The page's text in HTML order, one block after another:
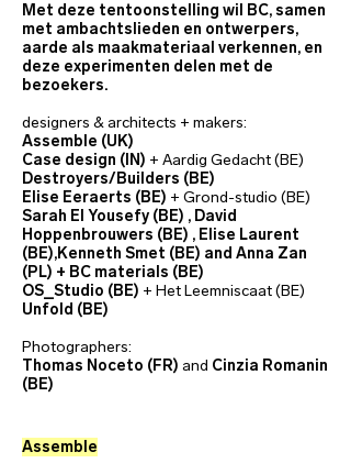
Met deze tentoonstelling wil BC, samen
met ambachtslieden en ontwerpers,
aarde als maakmateriaal verkennen, en
deze experimenten delen met de
bezoekers.
designers & architects + makers:
Assemble (UK)
Case design (IN) + Aardig Gedacht (BE)
Destroyers/Builders (BE)
Elise Eeraerts (BE) + Grond-studio (BE)
Sarah El Yousefy (BE) , David
Hoppenbrouwers (BE) , Elise Laurent
(BE),Kenneth Smet (BE) and Anna Zan
(PL) + BC materials (BE)
OS_Studio (BE) + Het Leemniscaat (BE)
Unfold (BE)
Photographers:
Thomas Noceto (FR) and Cinzia Romanin
(BE)
Assemble